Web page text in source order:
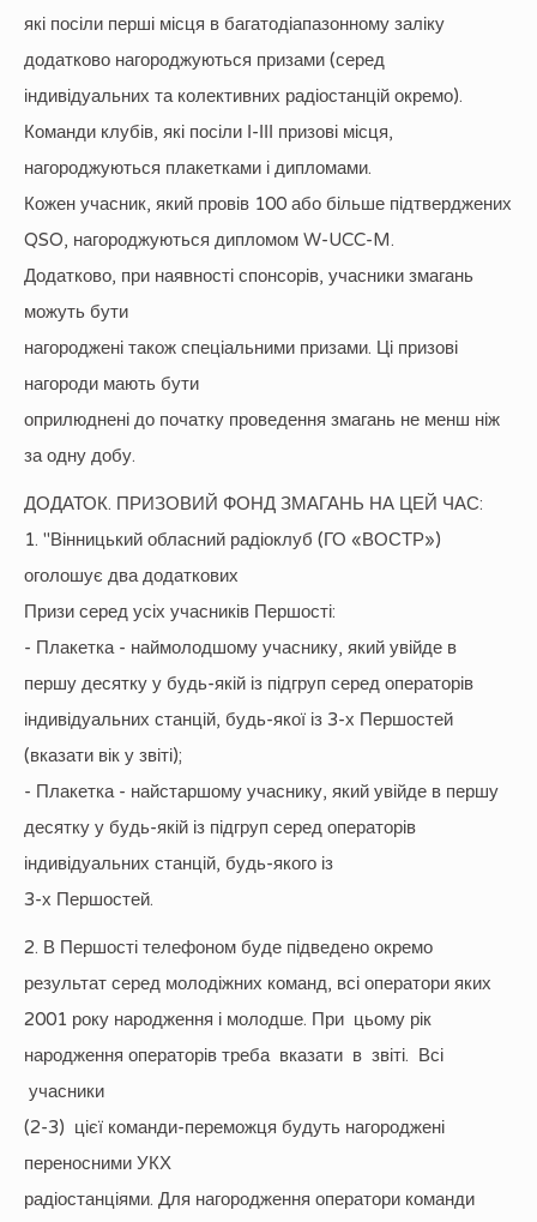
які посіли перші місця в багатодіапазонному заліку
додатково нагороджуються призами (серед
індивідуальних та колективних радіостанцій окремо).
Команди клубів, які посіли І-ІІІ призові місця,
нагороджуються плакетками і дипломами.
Кожен учасник, який провів 100 або більше підтверджених
QSO, нагороджуються дипломом W-UCC-M.
Додатково, при наявності спонсорів, учасники змагань
можуть бути
нагороджені також спеціальними призами. Ці призові
нагороди мають бути
оприлюднені до початку проведення змагань не менш ніж
за одну добу.
ДОДАТОК. ПРИЗОВИЙ ФОНД ЗМАГАНЬ НА ЦЕЙ ЧАС:
1. "Вінницький обласний радіоклуб (ГО «ВОСТР»)
оголошує два додаткових
Призи серед усіх учасників Першості:
- Плакетка - наймолодшому учаснику, який увійде в
першу десятку у будь-якій із підгруп серед операторів
індивідуальних станцій, будь-якої із 3-х Першостей
(вказати вік у звіті);
- Плакетка - найстаршому учаснику, який увійде в першу
десятку у будь-якій із підгруп серед операторів
індивідуальних станцій, будь-якого із
3-х Першостей.
2. В Першості телефоном буде підведено окремо
результат серед молодіжних команд, всі оператори яких
2001 року народження і молодше. При цьому рік
народження операторів треба вказати в звіті. Всі
учасники
(2-3) цієї команди-переможця будуть нагороджені
переносними УКХ
радіостанціями. Для нагородження оператори команди